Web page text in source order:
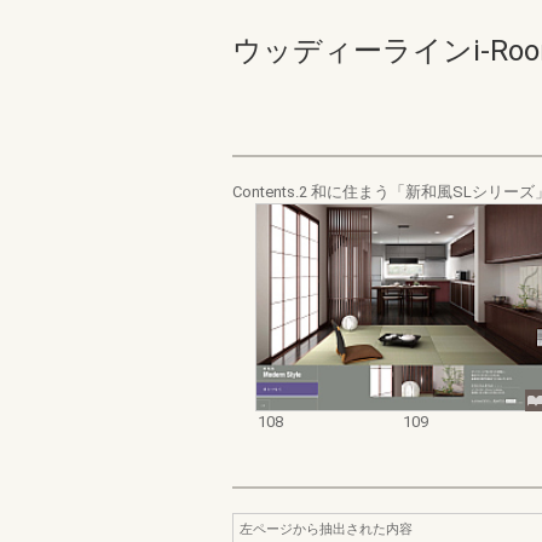
ウッディーラインi-
Contents.2 和に住まう「新和風SLシリーズ」
108 109
左ページから抽出された内容